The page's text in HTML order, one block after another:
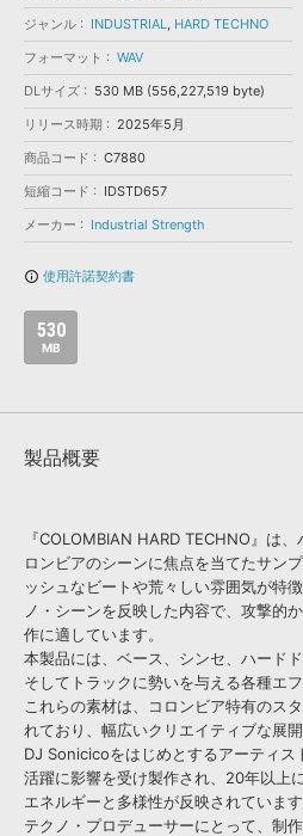
DAW »
効果音 »
BGM »
SONICWIREブログ »
FAQ »
お問い合わせ »
APS
SLS
ランキング
ジャンル
INDUSTRIAL, HARD TECHNO
フォーマット
WAV
DLサイズ
530 MB (556,227,519 byte)
リリース時期
2025年5月
商品コード
C7880
短縮コード
IDSTD657
メーカー
Industrial Strength
info_outline 使用許諾契約書
530
MB
製品概要
『COLOMBIAN HARD TECHNO』は
ロンビアのシーンに焦点を当てたサン
ッシュなビートや荒々しい雰囲気が特
ノ・シーンを反映した内容で、攻撃的
作に適しています。
本製品には、ベース、シンセ、ハード
そしてトラックに勢いを与える各種エ
これらの素材は、コロンビア特有のス
れており、幅広いクリエイティブな展開
DJ Sonicicoをはじめとするアーティス
活躍に影響を受け製作され、20年以上
エネルギーと多様性が反映されていま
テクノ・プロデューサーにとって、制